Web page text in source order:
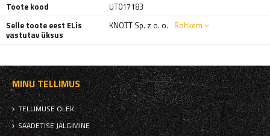
Toote kood
UT017183
Selle toote eest ELis
vastutav üksus
KNOTT Sp. z o. o. Rohkem
MINU TELLIMUS
TELLIMUSE OLEK
SAADETISE JÄLGIMINE